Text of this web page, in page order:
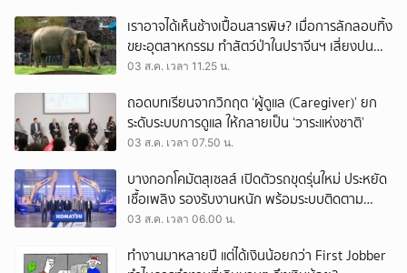
เราอาจได้เห็นช้างเปื้อนสารพิษ? เมื่อการลักลอบทิ้ง
ขยะอุตสาหกรรม ทำสัตว์ป่าในปราจีนฯ เสี่ยงปน
เปื้อน
03 ส.ค. เวลา 11.25 น.
ถอดบทเรียนจากวิกฤต ‘ผู้ดูแล (Caregiver)’ ยก
ระดับระบบการดูแล ให้กลายเป็น ‘วาระแห่งชาติ’
03 ส.ค. เวลา 07.50 น.
บางกอกโคมัตสุเซลส์ เปิดตัวรถขุดรุ่นใหม่ ประหยัด
เชื้อเพลิง รองรับงานหนัก พร้อมระบบติดตาม
เครื่องจักรผ่านดาวเทียม
03 ส.ค. เวลา 06.00 น.
ทำงานมาหลายปี แต่ได้เงินน้อยกว่า First Jobber